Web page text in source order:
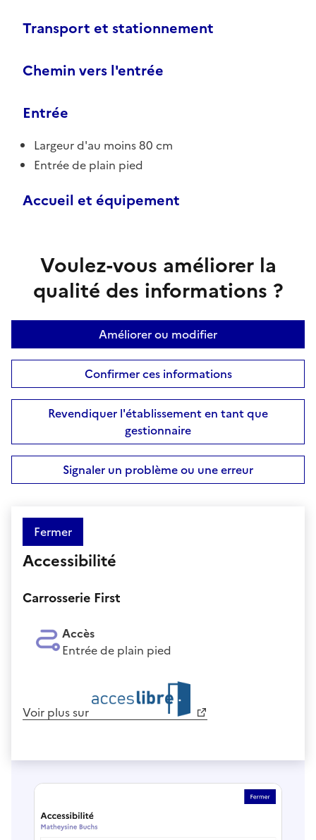
Transport et stationnement
Chemin vers l'entrée
Entrée
Largeur d'au moins 80 cm
Entrée de plain pied
Accueil et équipement
Voulez-vous améliorer la
qualité des informations ?
Améliorer ou modifier
Confirmer ces informations
Revendiquer l'établissement en tant que
gestionnaire
Signaler un problème ou une erreur
Fermer
Accessibilité
Carrosserie First
Accès
Entrée de plain pied
Voir plus sur